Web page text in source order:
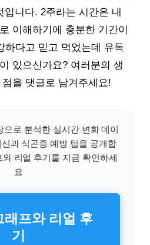
입니다. 2주라는 시간은 내
이해하기에 충분한 기간이
하다고 믿고 먹었는데 유독
있으신가요? 여러분의 생
을 댓글로 남겨주세요!
으로 분석한 실시간 변화 데이
과 식곤증 예방 팁을 공개합
리얼 후기를 지금 확인하세
요
래프와 리얼 후
기